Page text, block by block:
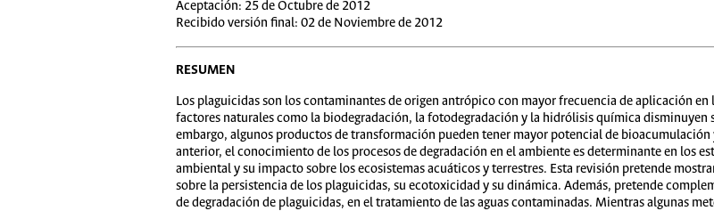
Aceptación: 25 de Octubre de 2012
Recibido versión final: 02 de Noviembre de 2012
RESUMEN
Los plaguicidas son los contaminantes de origen antrópico con mayor frecuencia de aplicación
factores naturales como la biodegradación, la fotodegradación y la hidrólisis química disminuyen
embargo, algunos productos de transformación pueden tener mayor potencial de
anterior, el conocimiento de los procesos de degradación en el ambiente es determinante en los
ambiental y su impacto sobre los ecosistemas acuáticos y terrestres. Esta revisión pretende
sobre la persistencia de los plaguicidas, su ecotoxicidad y su dinámica. Además, pretende
de degradación de plaguicidas, en el tratamiento de las aguas contaminadas. Mientras algunas